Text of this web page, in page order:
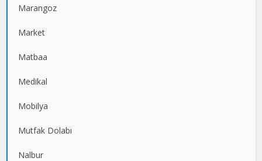
Marangoz
Market
Matbaa
Medikal
Mobilya
Mutfak Dolabı
Nalbur